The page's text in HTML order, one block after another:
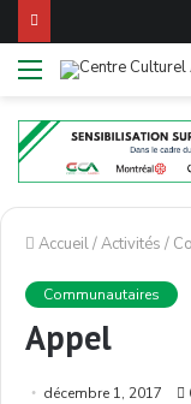
Menu
Accueil/Activités /
Communautaires
Appel
décembre 1, 2017